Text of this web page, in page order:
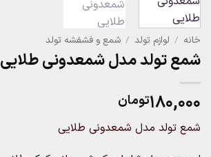
خانه / لوازم تولد / شمع و فشفشه تولد
شمع تولد مدل شمعدونی طلایی
۱۸۰,۰۰۰تومان
شمع تولد مدل شمعدونی طلایی